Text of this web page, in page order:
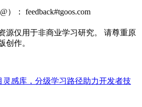
）： feedback#tgoos.com
源仅用于非商业学习研究。 请尊重原
创作。
灵感库，分级学习路径助力开发者技